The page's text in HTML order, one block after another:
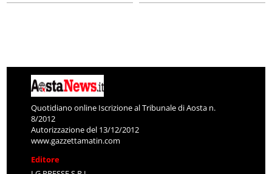
Quotidiano online Iscrizione al Tribunale di Aosta n.
8/2012
Autorizzazione del 13/12/2012
www.gazzettamatin.com
Editore